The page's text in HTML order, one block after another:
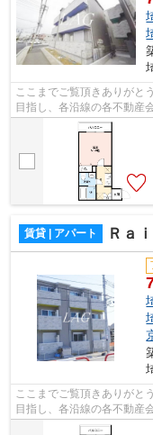
ここまでご覧頂きありがと
目指し、各沿線の各不動産
様へ提供しております！最
賃貸 | アパート Ｒａ
ここまでご覧頂きありがと
目指し、各沿線の各不動産
様へ提供しております！最